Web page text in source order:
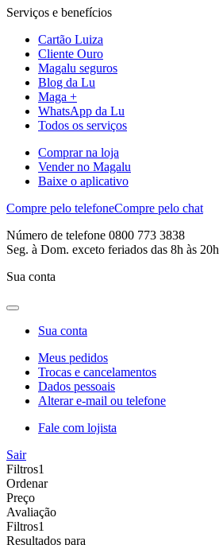
Serviços e benefícios
Cartão Luiza
Cliente Ouro
Magalu seguros
Blog da Lu
Maga +
WhatsApp da Lu
Todos os serviços
Comprar na loja
Vender no Magalu
Baixe o aplicativo
Compre pelo telefoneCompre pelo chat
Número de telefone 0800 773 3838
Seg. à Dom. exceto feriados das 8h às 20h
Sua conta
Sua conta
Meus pedidos
Trocas e cancelamentos
Dados pessoais
Alterar e-mail ou telefone
Fale com lojista
Sair
Filtros1
Ordenar
Preço
Avaliação
Filtros1
Resultados para